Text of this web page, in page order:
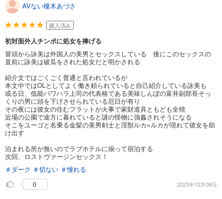
AVない榎木あづさ
購入済み
初対面外人チンポに処女を捧げる
冒頭から詠美は外国人の美男とセックスしている 後にこのセックスの
直前に詠美は破瓜をされた処女だと明かされる
紹介文ではごくごく普通と言われているが
本文中ではOLとしてよく働き頼られていると自己紹介している詠美も
或る日、低能パワハラ上司の代表格である美味しんぼの富井副部長そっ
くりの男に頭を下げさせられている厄日が有り
その夜には彼女の住むフラットが火事で家財道具ともども全焼
近場の公園で途方に暮れていると謎の怪物に強姦されそうになる
そこをユーゴと名乗る金髪の美男剣士と淫獣ルカ=ルカが現れて彼女を助
け出す
泊まれる所が無いのでラブホテルに揃って宿泊する
次回、ロストヴァージンセックス！
＃ダーク ＃切ない ＃憧れる
0
2025年12月08日